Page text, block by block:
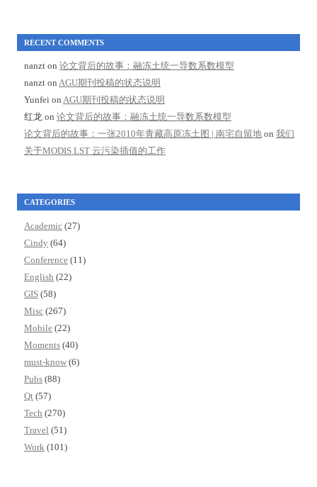
RECENT COMMENTS
nanzt on 论文背后的故事：融冻土统一导数系数模型
nanzt on AGU期刊投稿的状态说明
Yunfei on AGU期刊投稿的状态说明
红龙 on 论文背后的故事：融冻土统一导数系数模型
论文背后的故事：一张2010年青藏高原冻土图 | 南宅自留地 on 我们
关于MODIS LST 云污染插值的工作
CATEGORIES
Academic (27)
Cindy (64)
Conference (11)
English (22)
GIS (58)
Misc (267)
Mobile (22)
Moments (40)
must-know (6)
Pubs (88)
Qt (57)
Tech (270)
Travel (51)
Work (101)